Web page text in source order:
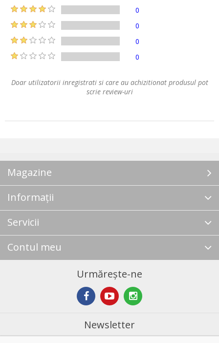
0
0
0
0
Doar utilizatorii inregistrati si care au achizitionat produsul pot
scrie review-uri
Magazine
Informații
Servicii
Contul meu
Urmărește-ne
Newsletter